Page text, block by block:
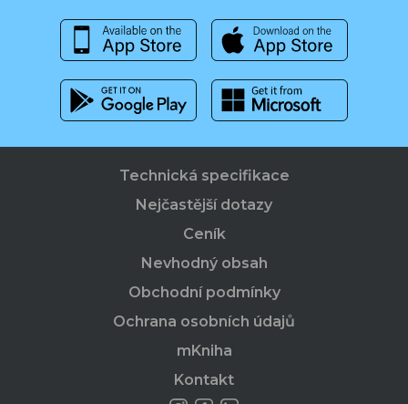
Technická specifikace
Nejčastější dotazy
Ceník
Nevhodný obsah
Obchodní podmínky
Ochrana osobních údajů
mKniha
Kontakt